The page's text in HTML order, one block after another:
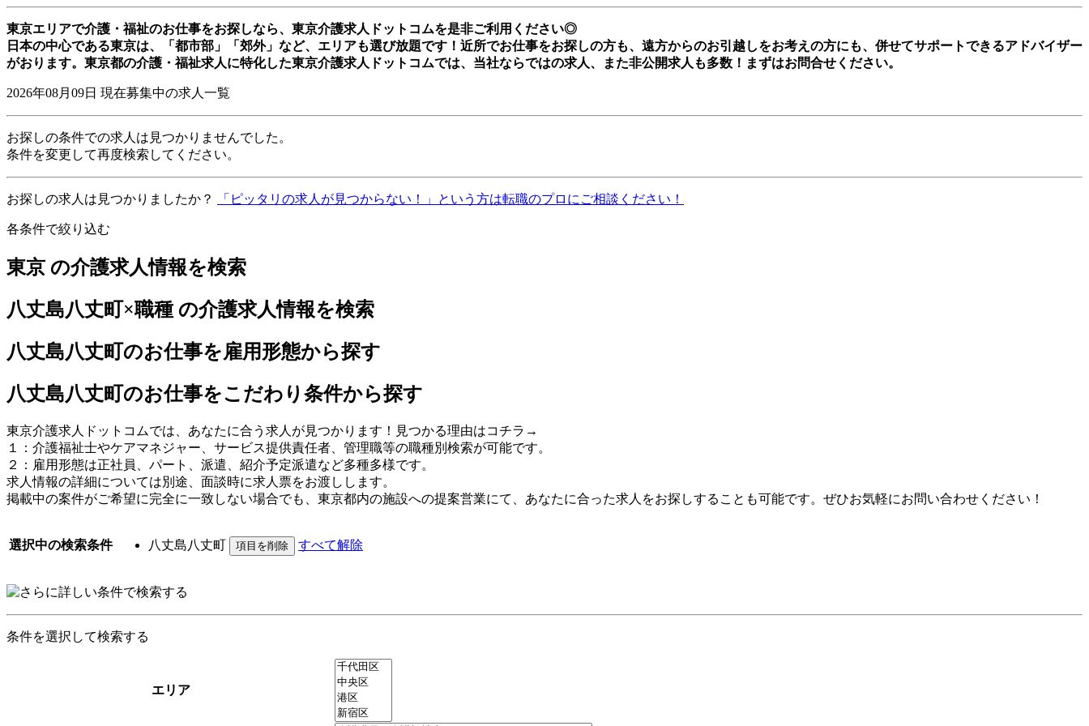
東京エリアで介護・福祉のお仕事をお探しなら、東京介護求人ドットコムを是非ご利用ください◎
日本の中心である東京は、「都市部」「郊外」など、エリアも選び放題です！近所でお仕事をお探しの方も、遠方からのお引越しをお考えの方にも、併せてサポートできるアドバイザー
がおります。東京都の介護・福祉求人に特化した東京介護求人ドットコムでは、当社ならではの求人、また非公開求人も多数！まずはお問合せください。
2026年08月09日 現在募集中の求人一覧
お探しの条件での求人は見つかりませんでした。
条件を変更して再度検索してください。
お探しの求人は見つかりましたか？ 「ピッタリの求人が見つからない！」という方は転職のプロにご相談ください！
各条件で絞り込む
東京 の介護求人情報を検索
八丈島八丈町×職種 の介護求人情報を検索
八丈島八丈町のお仕事を雇用形態から探す
八丈島八丈町のお仕事をこだわり条件から探す
東京介護求人ドットコムでは、あなたに合う求人が見つかります！見つかる理由はコチラ→
１：介護福祉士やケアマネジャー、サービス提供責任者、管理職等の職種別検索が可能です。
２：雇用形態は正社員、パート、派遣、紹介予定派遣など多種多様です。
求人情報の詳細については別途、面談時に求人票をお渡しします。
掲載中の案件がご希望に完全に一致しない場合でも、東京都内の施設への提案営業にて、あなたに合った求人をお探しすることも可能です。ぜひお気軽にお問い合わせください！
選択中の検索条件 八丈島八丈町 すべて解除
条件を選択して検索する
エリア